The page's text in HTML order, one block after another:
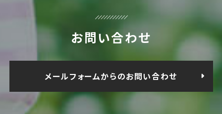
お問い合わせ
メールフォームからのお問い合わせ